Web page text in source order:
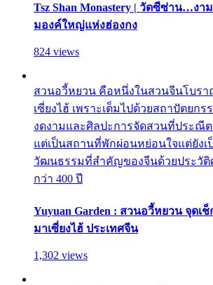
Tsz Shan Monastery | วัดซีซ่าน…งา
มองค์ใหญ่แห่งฮ่องกง
824 views
สวนอวี้หยวน คือหนึ่งในสวนจีนโบร
เซี่ยงไฮ้ เพราะเต็มไปด้วยสถาปัตยก
งดงามและศิลปะการจัดสวนที่ประณี
แต่เป็นสถานที่พักผ่อนหย่อนใจแต่ยังเ
วัฒนธรรมที่สำคัญของจีนด้วยประวัติ
กว่า 400 ปี
Yuyuan Garden : สวนอวี้หยวน จุดเ
มาเซี่ยงไฮ้ ประเทศจีน
1,302 views